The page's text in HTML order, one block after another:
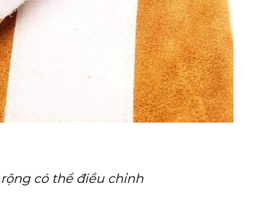
có thể điều chỉnh